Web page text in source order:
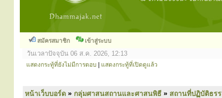
สมัครสมาชิก เข้าสู่ระบบ
วันเวลาปัจจุบัน 06 ส.ค. 2026, 12:13
แสดงกระทู้ที่ยังไม่มีการตอบ แสดงกระทู้ที่เปิดดูแล้ว
หน้าเว็บบอร์ด » กลุ่มศาสนสถานและศาสนพิธี » สถานที่ปฏิบัติธร